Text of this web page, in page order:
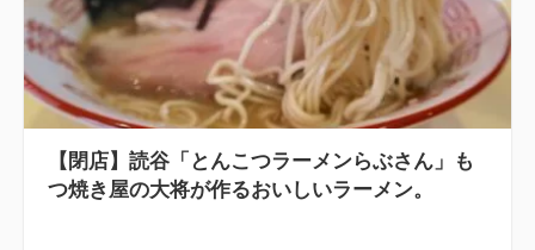
【閉店】読谷「とんこつラーメンらぶさん」も
つ焼き屋の大将が作るおいしいラーメン。